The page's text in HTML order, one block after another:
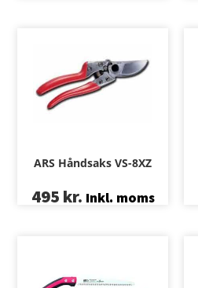
ARS Håndsaks VS-8XZ
495 kr. Inkl. moms